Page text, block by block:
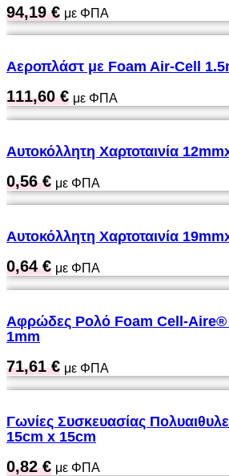
94,19€ με ΦΠΑ
Αεροπλάστ με Foam Air-Cell
111,60€ με ΦΠΑ
Αυτοκόλλητη Χαρτοταινία
0,56€ με ΦΠΑ
Αυτοκόλλητη Χαρτοταινία
0,64€ με ΦΠΑ
Αφρώδες Ρολό Foam Cell-Aire®
1mm
71,61€ με ΦΠΑ
Γωνίες Συσκευασίας
15cm x 15cm
0,82€ με ΦΠΑ